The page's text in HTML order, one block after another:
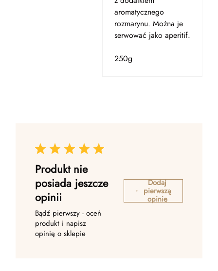
aromatycznego
rozmarynu. Można je
serwować jako aperitif.
250g
Produkt nie
posiada jeszcze
opinii
Bądź pierwszy - oceń
produkt i napisz
opinię o sklepie
Dodaj
pierwszą
opinię